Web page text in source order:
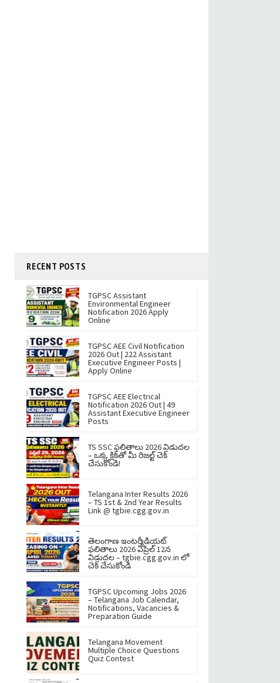
RECENT POSTS
TGPSC Assistant
Environmental Engineer
Notification 2026 Apply
Online
TGPSC AEE Civil Notification
2026 Out | 222 Assistant
Executive Engineer Posts |
Apply Online
TGPSC AEE Electrical
Notification 2026 Out | 49
Assistant Executive Engineer
Posts
TS SSC ఫలితాలు 2026 విడుదల
– ఒక్క క్లిక్‌తో మీ రిజల్ట్ చెక్
చేసుకోండి!
Telangana Inter Results 2026
– TS 1st & 2nd Year Results
Link @ tgbie.cgg.gov.in
తెలంగాణ ఇంటర్మీడియట్
ఫలితాలు 2026 ఏప్రిల్ 12న
విడుదల – tgbie.cgg.gov.in లో
చెక్ చేసుకోండి
TGPSC Upcoming Jobs 2026
– Telangana Job Calendar,
Notifications, Vacancies &
Preparation Guide
Telangana Movement
Multiple Choice Questions
Quiz Contest